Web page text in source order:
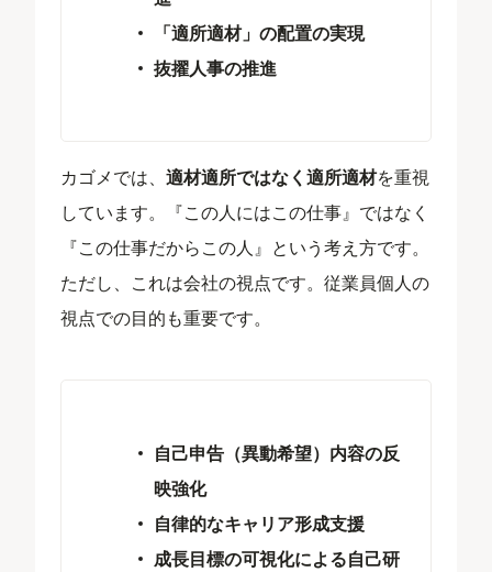
「適所適材」の配置の実現
抜擢人事の推進
カゴメでは、適材適所ではなく適所適材を重視
しています。『この人にはこの仕事』ではなく
『この仕事だからこの人』という考え方です。
ただし、これは会社の視点です。従業員個人の
視点での目的も重要です。​
自己申告（異動希望）内容の反
映強化
自律的なキャリア形成支援
成長目標の可視化による自己研